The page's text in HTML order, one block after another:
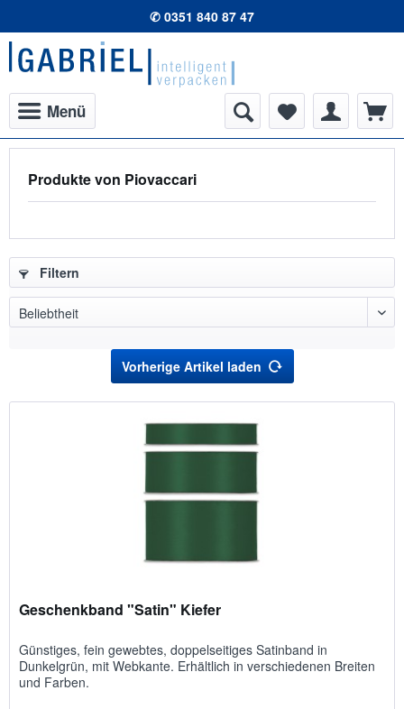
✆ 0351 840 87 47
Menü
Produkte von Piovaccari
Filtern
Vorherige Artikel laden
Geschenkband "Satin" Kiefer
Günstiges, fein gewebtes, doppelseitiges Satinband in
Dunkelgrün, mit Webkante. Erhältlich in verschiedenen Breiten
und Farben.